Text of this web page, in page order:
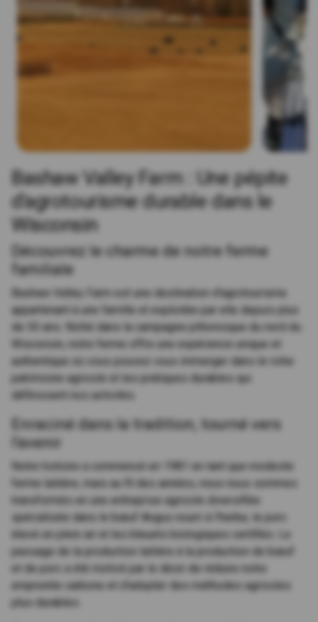
Bashaw Valley Farm : Une pépite
d'agrotourisme durable dans le
Wisconsin
Découvrez le charme de notre ferme
familiale
Bashaw Valley Farm est une destination d'agrotourisme
appartenant à une famille et exploitée par elle depuis plus
de 30 ans. Niché dans la campagne pittoresque du nord du
Wisconsin, notre ferme offre une expérience unique et
authentique où vous pouvez vous immerger dans le riche
patrimoine agricole et les pratiques durables qui
définissent nos activités.
Enraciné dans la tradition, tourné vers
l'avenir
Notre histoire a commencé en 1981 en tant que modeste
ferme laitière, mais au fil des années, nous nous sommes
transformés en une entreprise agricole diversifiée
spécialisée dans le bœuf Angus nourri à l'herbe, le porc
élevé en plein air et les bleuets biologiques certifiés. Le
passage de la production laitière à la production de bœuf
et de porc a été motivé par le désir de réduire notre
empreinte carbone et d'adopter des méthodes agricoles
plus durables.